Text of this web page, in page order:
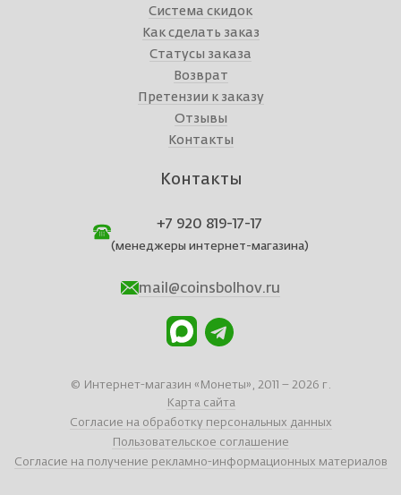
Система скидок
Как сделать заказ
Статусы заказа
Возврат
Претензии к заказу
Отзывы
Контакты
Контакты
+7 920 819-17-17
(менеджеры интернет-магазина)
mail@coinsbolhov.ru
© Интернет-магазин «Монеты», 2011 – 2026 г.
Карта сайта
Согласие на обработку персональных данных
Пользовательское соглашение
Согласие на получение рекламно-информационных материалов